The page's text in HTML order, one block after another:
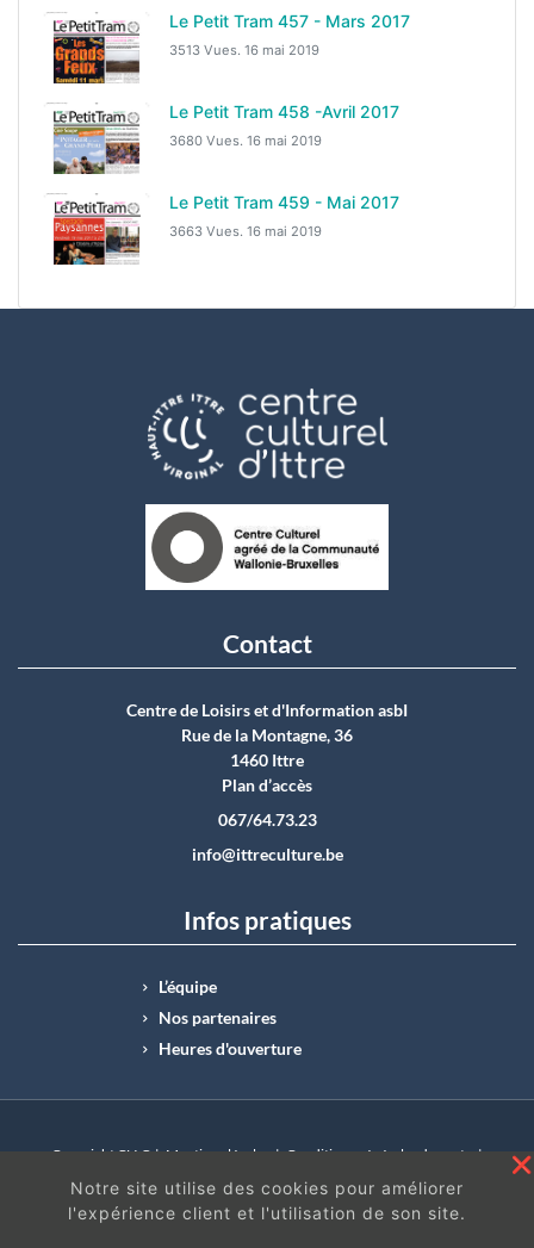
Le Petit Tram 457 - Mars 2017
3513 Vues. 16 mai 2019
Le Petit Tram 458 -Avril 2017
3680 Vues. 16 mai 2019
Le Petit Tram 459 - Mai 2017
3663 Vues. 16 mai 2019
Contact
Centre de Loisirs et d'Information asbI
Rue de la Montagne, 36
1460 Ittre
Plan d’accès
067/64.73.23
info@ittreculture.be
Infos pratiques
L’équipe
Nos partenaires
Heures d'ouverture
Copyright CLI © | Mentions légales | Conditions générales de vente |
N°Entreprise : BE0414.742.009 |
BE50 0012 6285 4518
Notre site utilise des cookies pour améliorer
l'expérience client et l'utilisation de son site.